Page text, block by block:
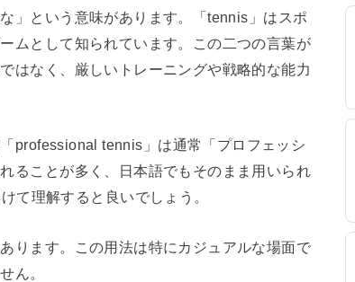
」という意味があります。「tennis」はスポ
ムとして知られています。この二つの言葉が
はなく、厳しいトレーニングや戦略的な能力
professional tennis」は通常「プロフェッシ
ることが多く、日本語でもそのまま用いられ
て理解すると良いでしょう。
ります。この用法は特にカジュアルな場面で
ん。